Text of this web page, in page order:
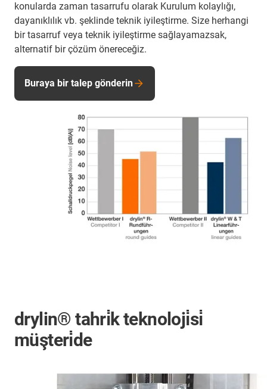
konularda zaman tasarrufu olarak Kurulum kolaylığı,
dayanıklılık vb. şeklinde teknik iyileştirme. Size herhangi
bir tasarruf veya teknik iyileştirme sağlayamazsak,
alternatif bir çözüm önereceğiz.
Buraya bir talep gönderin
drylin® tahri̇k teknoloji̇si̇
müşteri̇de